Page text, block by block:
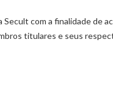
com a finalidade de
titulares e seus